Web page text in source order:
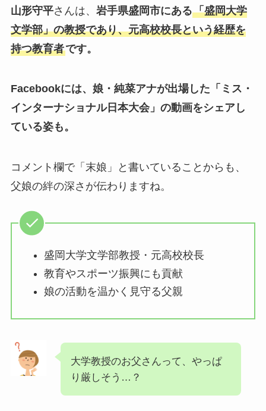
山形守平さんは、 岩手県盛岡市にある「盛岡大学
文学部」の教授であり、元高校校長という経歴を
持つ教育者です。
Facebookには、娘・純菜アナが出場した「ミス・
インターナショナル日本大会」の動画をシェアし
ている姿も。
コメント欄で「末娘」と書いていることからも、
父娘の絆の深さが伝わりますね。
盛岡大学文学部教授・元高校校長
教育やスポーツ振興にも貢献
娘の活動を温かく見守る父親
大学教授のお父さんって、やっぱ
り厳しそう…？